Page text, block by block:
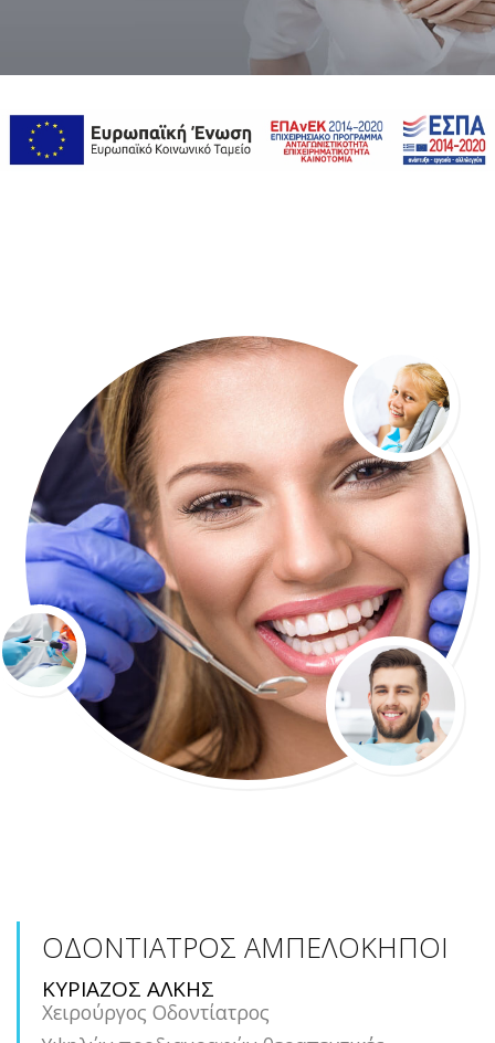
ΟΔΟΝΤΙΑΤΡΟΣ ΑΜΠΕΛΟΚΗΠΟΙ
ΚΥΡΙΑΖΟΣ ΑΛΚΗΣ
Χειρούργος Οδοντίατρος